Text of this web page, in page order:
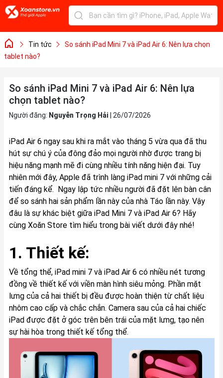
Tin tức
So sánh iPad Mini 7 và iPad Air 6: Nên lựa chọn
tablet nào?
So sánh iPad Mini 7 và iPad Air 6: Nên lựa
chọn tablet nào?
Người đăng: Nguyễn Trọng Hải 26/07/2026
iPad Air 6 ngay sau khi ra mắt vào tháng 5 vừa qua đã thu
hút sự chú ý của đông đảo mọi người nhờ được trang bị
hiệu năng mạnh mẽ đi cùng nhiều tính năng hiện đại. Tuy
nhiên mới đây, Apple đã trình làng iPad mini 7 với những cải
tiến đáng kể. Ngay lập tức nhiều người đã đặt lên bàn cân
để so sánh hai sản phẩm lần này của nhà Táo lần này. Vậy
đâu là sự khác biệt giữa iPad Mini 7 và iPad Air 6? Hãy
cùng Xoăn Store tìm hiểu trong bài viết dưới đây nhé!
1. Thiết kế:
Về tổng thể, iPad mini 7 và iPad Air 6 có nhiều nét tương
đồng về thiết kế với viền màn hình siêu mỏng. Phần mặt
lưng của cả hai thiết bị đều được hoàn thiện từ chất liệu
nhôm cao cấp và chắc chắn. Camera sau của cả hai chiếc
iPad được đặt ở góc trên bên trái của mặt lưng, tạo nên
sự hài hòa trong thiết kế tổng thể.